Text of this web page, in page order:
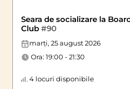
Seara de socializare la
Club #90
marți, 25 august 2026
Ora: 19:00 - 21:30
4 locuri disponibile